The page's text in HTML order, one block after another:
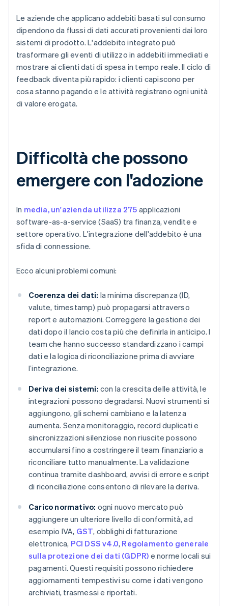
Le aziende che applicano addebiti basati sul consumo
dipendono da flussi di dati accurati provenienti dai loro
sistemi di prodotto. L'addebito integrato può
trasformare gli eventi di utilizzo in addebiti immediati e
mostrare ai clienti dati di spesa in tempo reale. Il ciclo di
feedback diventa più rapido: i clienti capiscono per
cosa stanno pagando e le attività registrano ogni unità
di valore erogata.
Difficoltà che possono
emergere con l'adozione
In media, un'azienda utilizza 275 applicazioni
software-as-a-service (SaaS) tra finanza, vendite e
settore operativo. L'integrazione dell'addebito è una
sfida di connessione.
Ecco alcuni problemi comuni:
Coerenza dei dati: la minima discrepanza (ID,
valute, timestamp) può propagarsi attraverso
report e automazioni. Correggere la gestione dei
dati dopo il lancio costa più che definirla in anticipo. I
team che hanno successo standardizzano i campi
dati e la logica di riconciliazione prima di avviare
l’integrazione.
Deriva dei sistemi: con la crescita delle attività, le
integrazioni possono degradarsi. Nuovi strumenti si
aggiungono, gli schemi cambiano e la latenza
aumenta. Senza monitoraggio, record duplicati e
sincronizzazioni silenziose non riuscite possono
accumularsi fino a costringere il team finanziario a
riconciliare tutto manualmente. La validazione
continua tramite dashboard, avvisi di errore e script
di riconciliazione consentono di rilevare la deriva.
Carico normativo: ogni nuovo mercato può
aggiungere un ulteriore livello di conformità, ad
esempio IVA, GST, obblighi di fatturazione
elettronica, PCI DSS v4.0, Regolamento generale
sulla protezione dei dati (GDPR) e norme locali sui
pagamenti. Questi requisiti possono richiedere
aggiornamenti tempestivi su come i dati vengono
archiviati, trasmessi e riportati.